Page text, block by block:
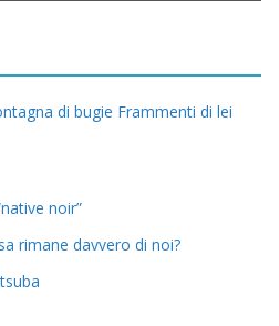
di bugie Frammenti di lei
noir”
rimane davvero di noi?